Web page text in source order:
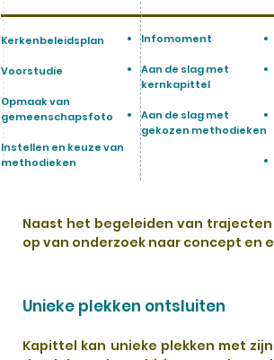
Naast het begeleiden van
op van onderzoek naar concept en
Unieke plekken ontsluiten
Kapittel kan unieke plekken met
Kerkenbeleidsplan
Voorstudie
Opmaak van
gemeenschapsfoto
Instellen en keuze van
methodieken
Infomoment
Aan de slag met
kernkapittel
Aan de slag met
gekozen methodieken